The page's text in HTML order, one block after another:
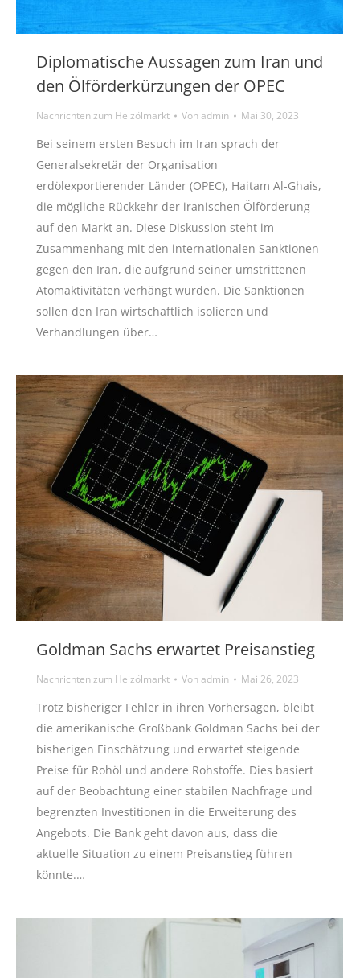
Diplomatische Aussagen zum Iran und
den Ölförderkürzungen der OPEC
Nachrichten zum Heizölmarkt Vonadmin Mai 30, 2023
Bei seinem ersten Besuch im Iran sprach der
Generalsekretär der Organisation
erdölexportierender Länder (OPEC), Haitam Al-Ghais,
die mögliche Rückkehr der iranischen Ölförderung
auf den Markt an. Diese Diskussion steht im
Zusammenhang mit den internationalen Sanktionen
gegen den Iran, die aufgrund seiner umstrittenen
Atomaktivitäten verhängt wurden. Die Sanktionen
sollen den Iran wirtschaftlich isolieren und
Verhandlungen über…
Goldman Sachs erwartet Preisanstieg
Nachrichten zum Heizölmarkt Vonadmin Mai 26, 2023
Trotz bisheriger Fehler in ihren Vorhersagen, bleibt
die amerikanische Großbank Goldman Sachs bei der
bisherigen Einschätzung und erwartet steigende
Preise für Rohöl und andere Rohstoffe. Dies basiert
auf der Beobachtung einer stabilen Nachfrage und
begrenzten Investitionen in die Erweiterung des
Angebots. Die Bank geht davon aus, dass die
aktuelle Situation zu einem Preisanstieg führen
könnte.…